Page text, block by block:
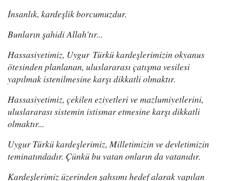
İnsanlık, kardeşlik borcumuzdur.
Bunların şahidi Allah'tır...
Hassasiyetimiz, Uygur Türkü kardeşlerimizin okyanus
ötesinden planlanan, uluslararası çatışma vesilesi
yapılmak istenilmesine karşı dikkatli olmaktır.
Hassasiyetimiz, çekilen eziyetleri ve mazlumiyetlerini,
uluslararası sistemin istismar etmesine karşı dikkatli
olmaktır...
Uygur Türkü kardeşlerimiz, Milletimizin ve devletimizin
teminatındadır. Çünkü bu vatan onların da vatanıdır.
Kardeşlerimiz üzerinden şahsımı hedef alarak yapılan